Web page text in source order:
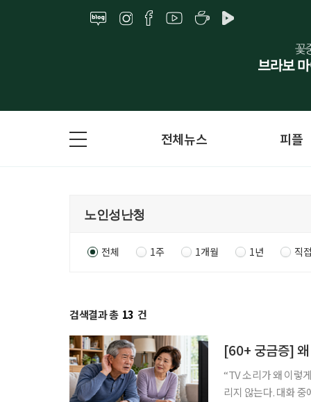
전체뉴스 피플
전체 1주 1개월 1년 직
검색결과 총 13 건
[60+ 궁금증] 왜
“TV 소리가 왜 이렇게 작지?” 가족은 시끄럽다며 볼륨을 줄이는
리지 않는다. 대화